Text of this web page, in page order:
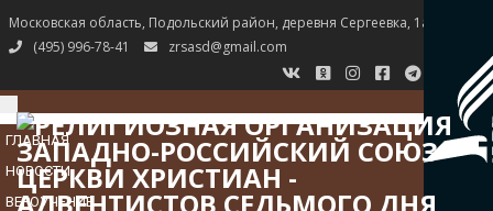
Московская область, Подольский район, деревня Сергеевка, 1а
(495) 996-78-41
zrsasd@gmail.com
TOGGLE
NAVIGATION
ГЛАВНАЯ
НОВОСТИ
ВЕРОУЧЕНИЕ